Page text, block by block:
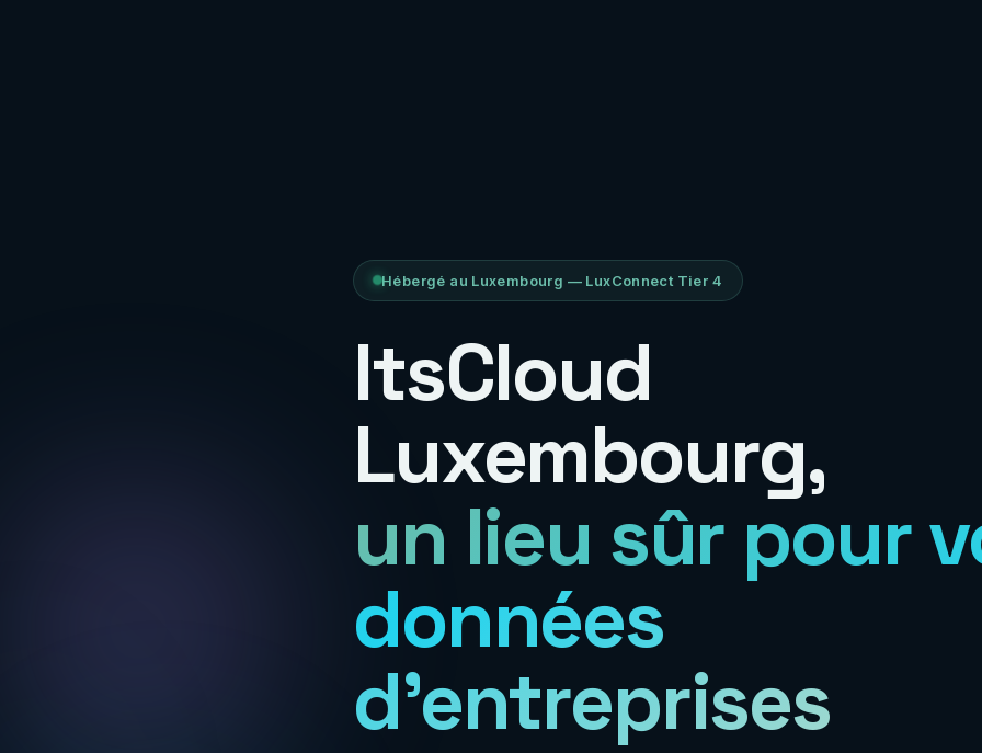
Hébergé au Luxembourg — LuxConnect Tier 4
ItsCloud
Luxembourg,
un lieu sûr pour
données
d'entreprises